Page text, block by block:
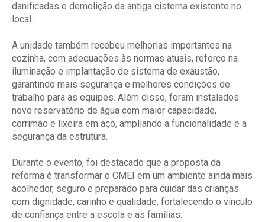
danificadas e demolição da antiga cisterna existente no
local.
A unidade também recebeu melhorias importantes na
cozinha, com adequações às normas atuais, reforço na
iluminação e implantação de sistema de exaustão,
garantindo mais segurança e melhores condições de
trabalho para as equipes. Além disso, foram instalados
novo reservatório de água com maior capacidade,
corrimão e lixeira em aço, ampliando a funcionalidade e a
segurança da estrutura.
Durante o evento, foi destacado que a proposta da
reforma é transformar o CMEI em um ambiente ainda mais
acolhedor, seguro e preparado para cuidar das crianças
com dignidade, carinho e qualidade, fortalecendo o vínculo
de confiança entre a escola e as famílias.